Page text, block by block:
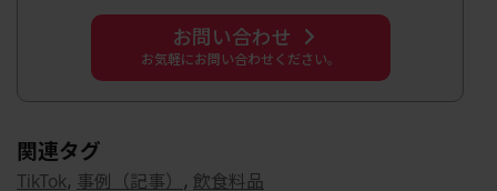
お問い合わせ
お気軽にお問い合わせください。
関連タグ
TikTok, 事例（記事） , 飲食料品